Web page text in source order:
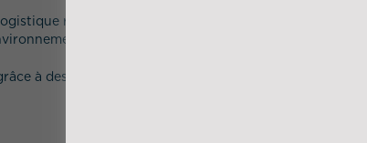
responsable en conciliant performance
à des actions concrètes menées sur le terrain par